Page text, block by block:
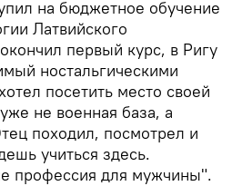
на бюджетное обучение
Латвийского
первый курс, в Ригу
ностальгическими
посетить место своей
не военная база, а
походил, посмотрел и
учиться здесь.
профессия для мужчины".